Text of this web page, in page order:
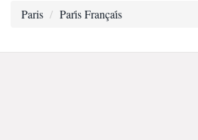
Paris Pari̇s Françai̇s